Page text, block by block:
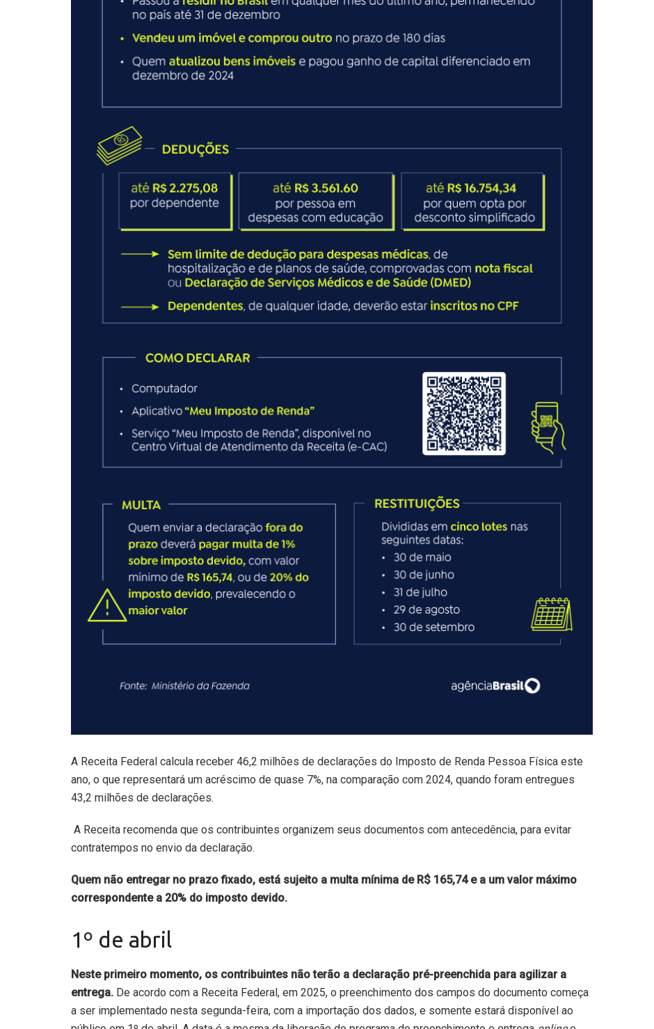
A Receita Federal calcula receber 46,2 milhões de declarações do Imposto de Renda Pessoa Física este
ano, o que representará um acréscimo de quase 7%, na comparação com 2024, quando foram entregues
43,2 milhões de declarações.
A Receita recomenda que os contribuintes organizem seus documentos com antecedência, para evitar
contratempos no envio da declaração.
Quem não entregar no prazo fixado, está sujeito a multa mínima de R$ 165,74 e a um valor máximo
correspondente a 20% do imposto devido.
1º de abril
Neste primeiro momento, os contribuintes não terão a declaração pré-preenchida para agilizar a
entrega. De acordo com a Receita Federal, em 2025, o preenchimento dos campos do documento começa
a ser implementado nesta segunda-feira, com a importação dos dados, e somente estará disponível ao